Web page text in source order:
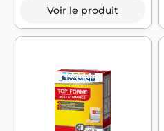
Voir le produit